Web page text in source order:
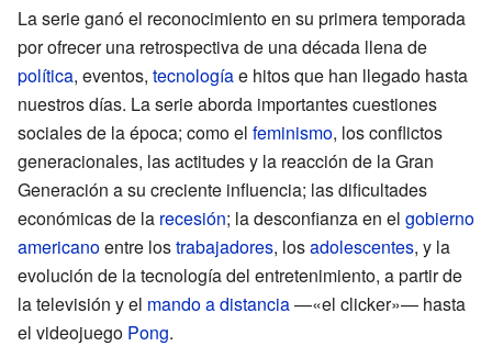
La serie ganó el reconocimiento en su primera temporada
por ofrecer una retrospectiva de una década llena de
política, eventos, tecnologíae hitos que han llegado hasta
nuestros días. La serie aborda importantes cuestiones
sociales de la época; como el feminismo, los conflictos
generacionales, las actitudes y la reacción de la Gran
Generación a su creciente influencia; las dificultades
económicas de la recesión; la desconfianza en el gobierno
americanoentre lostrabajadores, losadolescentes, y la
evolución de la tecnología del entretenimiento, a partir de
la televisión y el mando a distancia—«el clicker»— hasta
el videojuego Pong.